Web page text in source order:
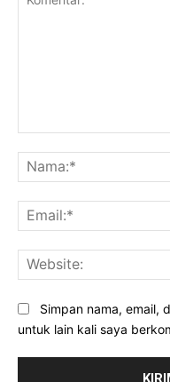
Simpan nama, email,
untuk lain kali saya